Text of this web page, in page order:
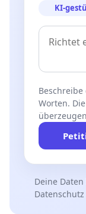
KI-
Worten.
Deine